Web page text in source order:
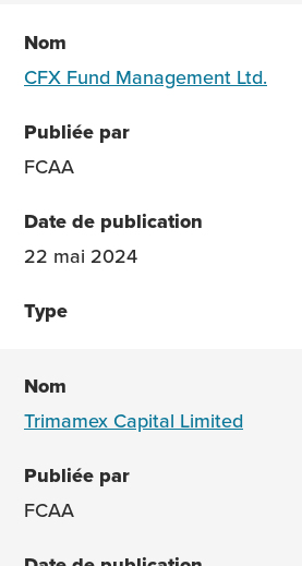
CFX Fund Management Ltd.
FCAA
22 mai 2024
Trimamex Capital Limited
FCAA